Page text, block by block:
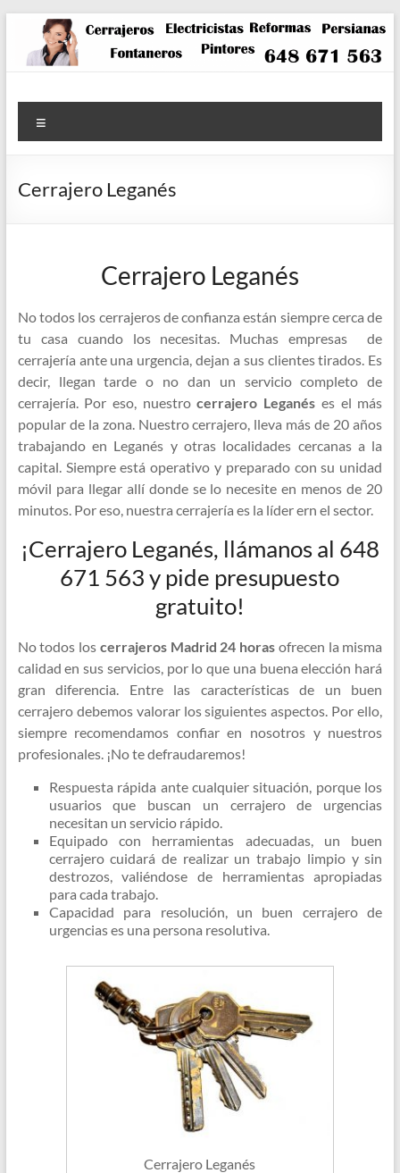
contenido
Cerrajero Leganés
Cerrajero Leganés
No todos los cerrajeros de confianza están siempre cerca de
tu casa cuando los necesitas. Muchas empresas de
cerrajería ante una urgencia, dejan a sus clientes tirados. Es
decir, llegan tarde o no dan un servicio completo de
cerrajería. Por eso, nuestrocerrajero Leganés es el más
popular de la zona. Nuestro cerrajero, lleva más de 20 años
trabajando en Leganés y otras localidades cercanas a la
capital. Siempre está operativo y preparado con su unidad
móvil para llegar allí donde se lo necesite en menos de 20
minutos. Por eso, nuestra cerrajería es la líder ern el sector.
¡Cerrajero Leganés, llámanos al 648
671 563 y pide presupuesto
gratuito!
No todos los cerrajeros Madrid 24 horas ofrecen la misma
calidad en sus servicios, por lo que una buena elección hará
gran diferencia. Entre las características de un buen
cerrajero debemos valorar los siguientes aspectos. Por ello,
siempre recomendamos confiar en nosotros y nuestros
profesionales. ¡No te defraudaremos!
Respuesta rápida ante cualquier situación, porque los
usuarios que buscan un cerrajero de urgencias
necesitan un servicio rápido.
Equipado con herramientas adecuadas, un buen
cerrajero cuidará de realizar un trabajo limpio y sin
destrozos, valiéndose de herramientas apropiadas
para cada trabajo.
Capacidad para resolución, un buen cerrajero de
urgencias es una persona resolutiva.
Cerrajero Leganés